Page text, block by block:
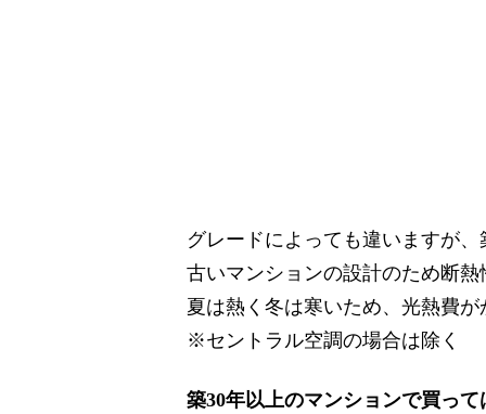
グレードによっても違いますが
古いマンションの設計のため断
夏は熱く冬は寒いため、光熱費
※セントラル空調の場合は除く
築30年以上のマンションで買っ